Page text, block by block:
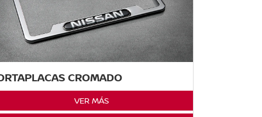
CROMADO
VER MÁS